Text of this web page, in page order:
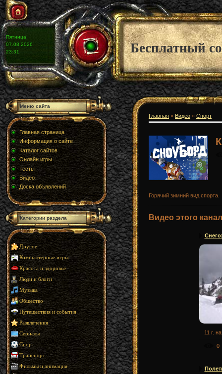
Пятница
07.08.2026
23:31
Бесплатный
Меню сайта
Главная страница
Информация о сайте
Каталог сайтов
Онлайн игры
Тесты
Видео
Доска объявлений
Категории раздела
Другое
Компьютерные игры
Красота и здоровье
Люди и блоги
Музыка
Общество
Путешествия и события
Развлечения
Сериалы
Спорт
Транспорт
Фильмы и анимация
Главная » Видео » Спорт
Горячий зимний вид спорта.
Видео этого
11 г.
0